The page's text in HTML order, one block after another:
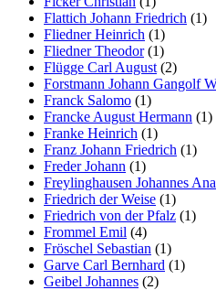
Flattich Johann Friedrich (1)
Fliedner Heinrich (1)
Fliedner Theodor(1)
Flügge Carl August (2)
Forstmann Johann Gangolf
Franck Salomo (1)
Francke August Hermann (1)
Franke Heinrich (1)
Franz Johann Friedrich (1)
Freder Johann (1)
Freylinghausen Johannes
Friedrich der Weise (1)
Friedrich von der Pfalz (1)
Frommel Emil (4)
Fröschel Sebastian (1)
Garve Carl Bernhard (1)
Geibel Johannes (2)